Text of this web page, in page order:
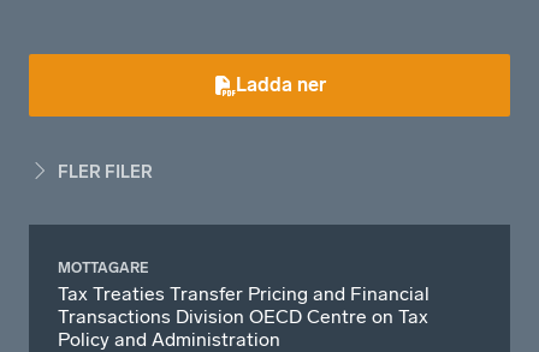
Ladda ner
FLER FILER
MOTTAGARE
Tax Treaties Transfer Pricing and Financial
Transactions Division OECD Centre on Tax
Policy and Administration